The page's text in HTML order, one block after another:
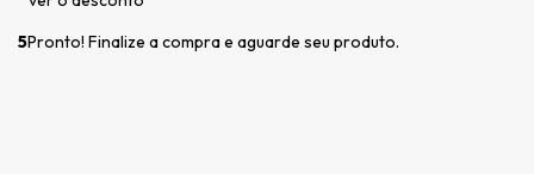
5Pronto! Finalize a compra e aguarde seu produto.